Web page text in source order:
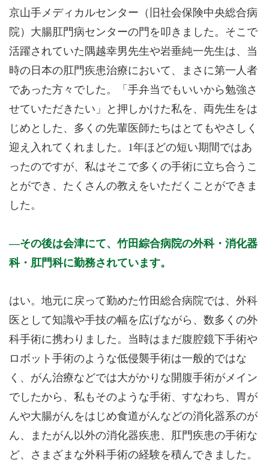
京山手メディカルセンター（旧社会保険中央総合病
院）大腸肛門病センターの門を叩きました。そこで
活躍されていた隅越幸男先生や岩垂純一先生は、当
時の日本の肛門疾患治療において、まさに第一人者
であった方々でした。「手弁当でもいいから勉強さ
せていただきたい」と押しかけた私を、両先生をは
じめとした、多くの先輩医師たちはとてもやさしく
迎え入れてくれました。1年ほどの短い期間ではあ
ったのですが、私はそこで多くの手術に立ち合うこ
とができ、たくさんの教えをいただくことができま
した。
その後は会津にて、竹田綜合病院の外科・消化器
科・肛門科に勤務されています。
はい。地元に戻って勤めた竹田総合病院では、外科
医として知識や手技の幅を広げながら、数多くの外
科手術に携わりました。当時はまだ腹腔鏡下手術や
ロボット手術のような低侵襲手術は一般的ではな
く、がん治療などでは大がかりな開腹手術がメイン
でしたから、私もそのような手術、すなわち、胃が
んや大腸がんをはじめ食道がんなどの消化器系のが
ん、またがん以外の消化器疾患、肛門疾患の手術な
ど、さまざまな外科手術の経験を積んできました。